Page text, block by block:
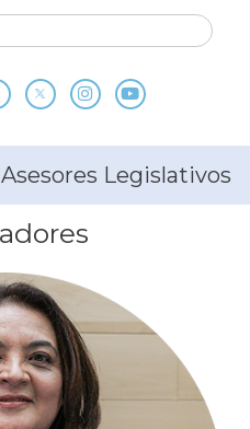
Legislativos